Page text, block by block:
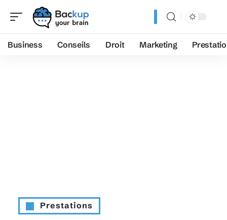
Business Conseils Droit Marketing
Prestations